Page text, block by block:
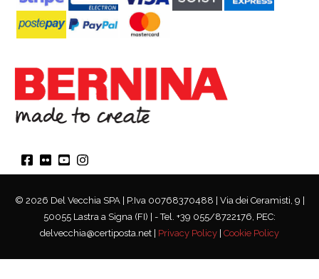
© 2026 Del Vecchia SPA | P.Iva 00768370488 | Via dei Ceramisti, 9 |
50055 Lastra a Signa (FI) | - Tel. +39 055/8722176, PEC:
delvecchia@certiposta.net | Privacy Policy Cookie Policy